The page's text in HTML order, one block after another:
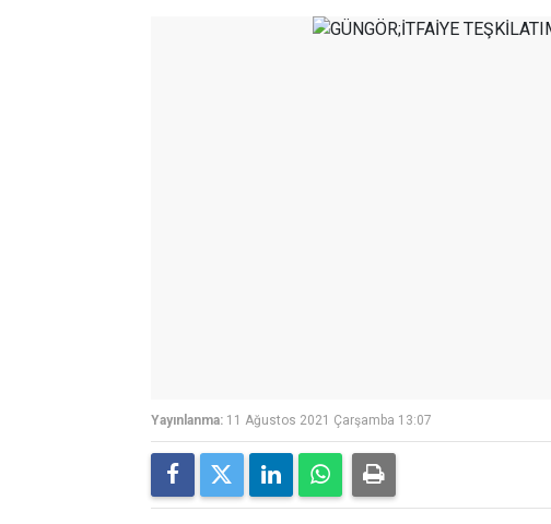
Yayınlanma: 11 Ağustos 2021 Çarşamba 13:07